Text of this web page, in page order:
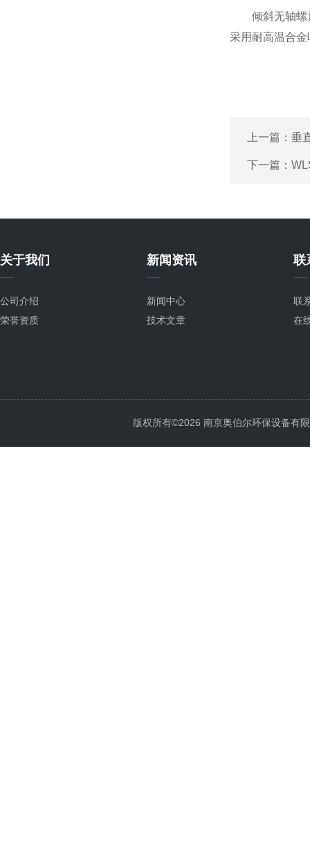
倾斜无轴螺旋
采用耐高温合
上一篇： 垂
下一篇：
关于我们
公司介绍
荣誉资质
新闻资讯
新闻中心
技术文章
联
联
在
版权所有©2026 南京奥伯尔环保设备有